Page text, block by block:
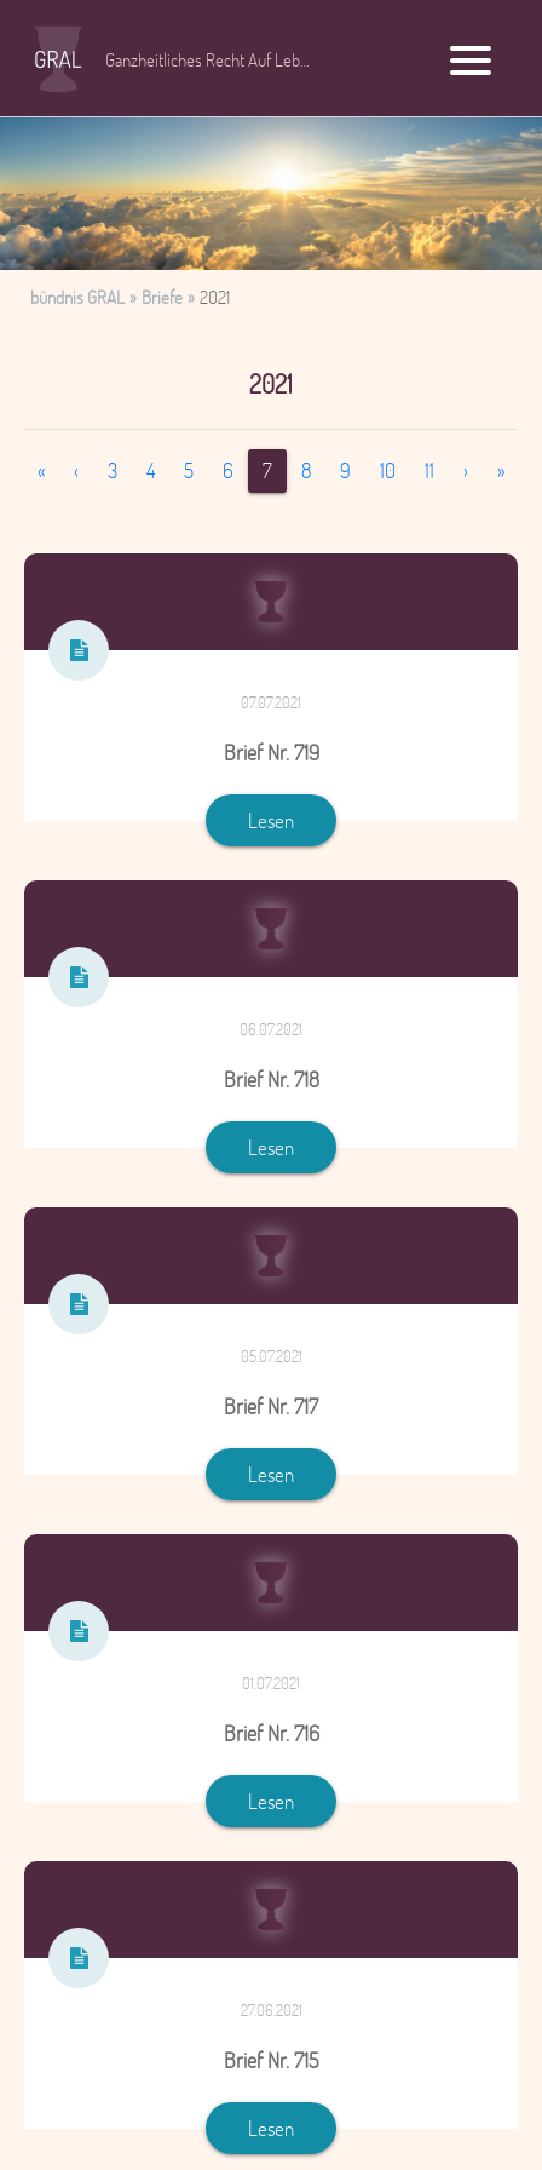
Ganzheitliches Recht Auf Leben
bündnis GRAL Briefe 2021
2021
«First‹ Previous
3 4 5 6 7 8 9 10 11 › Next»Last
07.07.2021
Brief Nr. 719
Lesen
06.07.2021
Brief Nr. 718
Lesen
05.07.2021
Brief Nr. 717
Lesen
01.07.2021
Brief Nr. 716
Lesen
27.06.2021
Brief Nr. 715
Lesen